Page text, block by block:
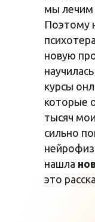
мы лечим
Поэтому
новую
курсы
которые
тысяч
сильно
нашла
это